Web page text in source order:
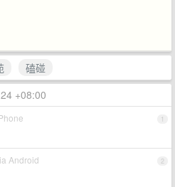
磕碰
+08:00
1
2
Android